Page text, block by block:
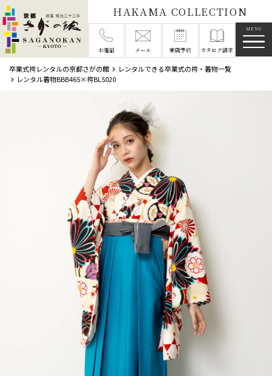
HAKAMA COLLECTION
お電話 メール 来店予約 カタログ請求
卒業式袴レンタルの京都さがの館
レンタルできる卒業式の袴・着物一覧
レンタル着物BBB465×袴BLS020
メニ